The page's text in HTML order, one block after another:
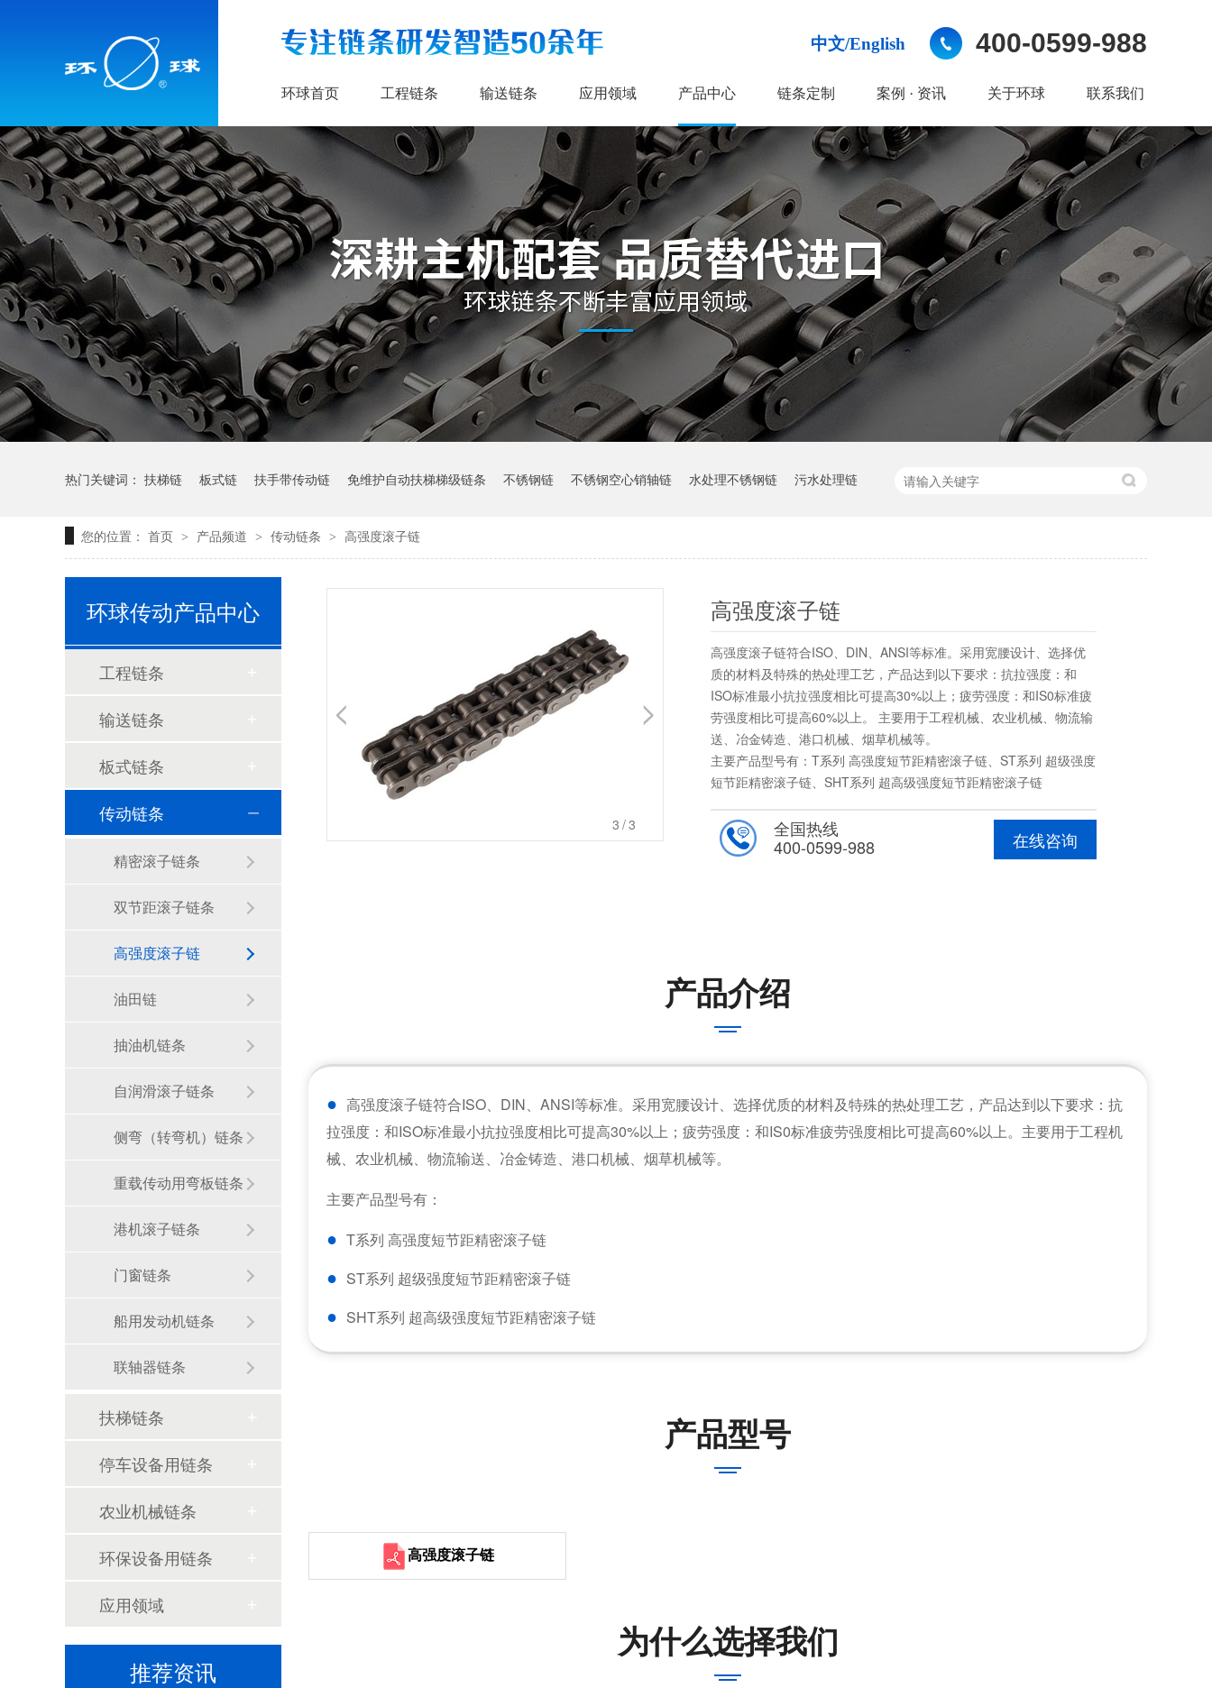
中文/English 400-0599-988
环球首页 工程链条 输送链条 应用领域 产品中心 链条定制 案例 · 资讯 关于环球 联系我们
热门关键词： 扶梯链 板式链 扶手带传动链 免维护自动扶梯梯级链条 不锈钢链 不锈钢空心销轴链 水处理不锈钢链 污水处理链
您的位置： 首页 > 产品频道 > 传动链条 > 高强度滚子链
1 /3
高强度滚子链
高强度滚子链符合ISO、DIN、ANSI等标准。采用宽腰设计、选择优
质的材料及特殊的热处理工艺，产品达到以下要求：抗拉强度：和
ISO标准最小抗拉强度相比可提高30%以上；疲劳强度：和IS0标准疲
劳强度相比可提高60%以上。 主要用于工程机械、农业机械、物流输
送、冶金铸造、港口机械、烟草机械等。
主要产品型号有：T系列 高强度短节距精密滚子链、ST系列 超级强度
短节距精密滚子链、SHT系列 超高级强度短节距精密滚子链
在线咨询
全国热线
400-0599-988
产品介绍
● 高强度滚子链符合ISO、DIN、ANSI等标准。采用宽腰设计、选择优质的材料及特殊的热处理工艺，产品达到以下要求：抗
拉强度：和ISO标准最小抗拉强度相比可提高30%以上；疲劳强度：和IS0标准疲劳强度相比可提高60%以上。 主要用于工程机
械、农业机械、物流输送、冶金铸造、港口机械、烟草机械等。
主要产品型号有：
● T系列 高强度短节距精密滚子链
● ST系列 超级强度短节距精密滚子链
● SHT系列 超高级强度短节距精密滚子链
产品型号
高强度滚子链
为什么选择我们
环球传动产品中心
工程链条
输送链条
板式链条
传动链条
精密滚子链条
双节距滚子链条
高强度滚子链
油田链
抽油机链条
自润滑滚子链条
侧弯（转弯机）链条
重载传动用弯板链条
港机滚子链条
门窗链条
船用发动机链条
联轴器链条
扶梯链条
停车设备用链条
农业机械链条
环保设备用链条
应用领域
推荐资讯
环球传动2025年年度社会责任报告
喜报-环球科技连任苏州新一代企业家商会理事单位，总经理黄雅丹女士获“锐意进取奖”